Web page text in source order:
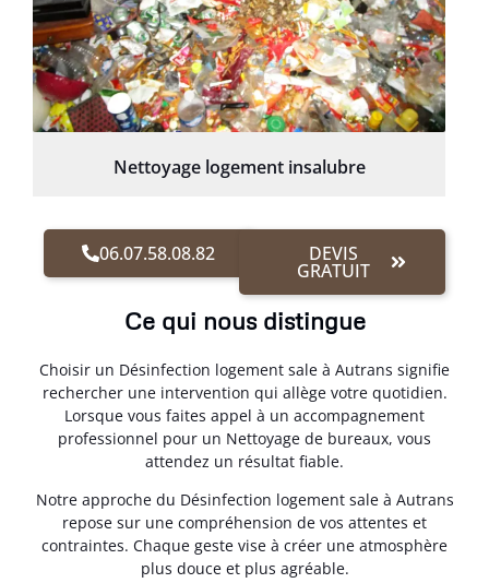
Nettoyage logement insalubre
06.07.58.08.82 DEVIS
GRATUIT
Ce qui nous distingue
Choisir un Désinfection logement sale à Autrans signifie
rechercher une intervention qui allège votre quotidien.
Lorsque vous faites appel à un accompagnement
professionnel pour un Nettoyage de bureaux, vous
attendez un résultat fiable.
Notre approche du Désinfection logement sale à Autrans
repose sur une compréhension de vos attentes et
contraintes. Chaque geste vise à créer une atmosphère
plus douce et plus agréable.